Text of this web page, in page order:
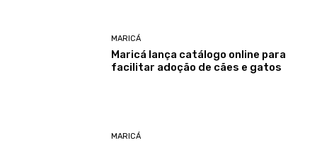
MARICÁ
Maricá lança catálogo online para
facilitar adoção de cães e gatos
MARICÁ